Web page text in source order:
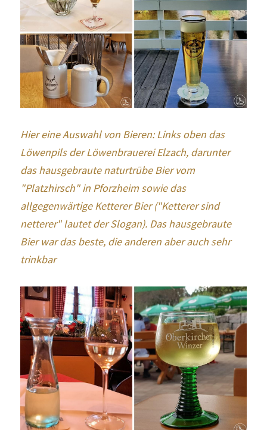
Hier eine Auswahl von Bieren: Links oben das
Löwenpils der Löwenbrauerei Elzach, darunter
das hausgebraute naturtrübe Bier vom
"Platzhirsch" in Pforzheim sowie das
allgegenwärtige Ketterer Bier ("Ketterer sind
netterer" lautet der Slogan). Das hausgebraute
Bier war das beste, die anderen aber auch sehr
trinkbar